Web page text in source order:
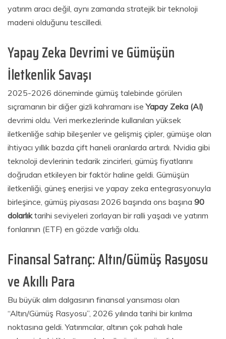
yatırım aracı değil, aynı zamanda stratejik bir teknoloji
madeni olduğunu tescilledi.
Yapay Zeka Devrimi ve Gümüşün
İletkenlik Savaşı
2025-2026 döneminde gümüş talebinde görülen
sıçramanın bir diğer gizli kahramanı iseYapay Zeka (AI)
devrimi oldu. Veri merkezlerinde kullanılan yüksek
iletkenliğe sahip bileşenler ve gelişmiş çipler, gümüşe olan
ihtiyacı yıllık bazda çift haneli oranlarda artırdı. Nvidia gibi
teknoloji devlerinin tedarik zincirleri, gümüş fiyatlarını
doğrudan etkileyen bir faktör haline geldi. Gümüşün
iletkenliği, güneş enerjisi ve yapay zeka entegrasyonuyla
birleşince, gümüş piyasası 2026 başında ons başına 90
dolarlıktarihi seviyeleri zorlayan bir ralli yaşadı ve yatırım
fonlarının (ETF) en gözde varlığı oldu.
Finansal Satranç: Altın/Gümüş Rasyosu
ve Akıllı Para
Bu büyük alım dalgasının finansal yansıması olan
“Altın/Gümüş Rasyosu”, 2026 yılında tarihi bir kırılma
noktasına geldi. Yatırımcılar, altının çok pahalı hale